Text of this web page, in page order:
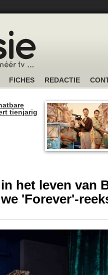
FICHES REDACTIE
tienjarig
het leven van
'Forever'-